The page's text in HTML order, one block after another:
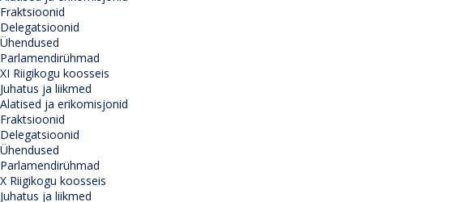
Fraktsioonid
Delegatsioonid
Ühendused
Parlamendirühmad
XI Riigikogu koosseis
Juhatus ja liikmed
Alatised ja erikomisjonid
Fraktsioonid
Delegatsioonid
Ühendused
Parlamendirühmad
X Riigikogu koosseis
Juhatus ja liikmed